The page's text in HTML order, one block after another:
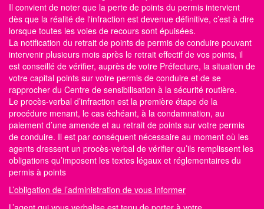
Il convient de noter que la perte de points du permis intervient
dès que la réalité de l'infraction est devenue définitive, c’est à dire
lorsque toutes les voies de recours sont épuisées.
La notification du retrait de points de permis de conduire pouvant
intervenir plusieurs mois après le retrait effectif de vos points, il
est conseillé de vérifier, auprès de votre Préfecture, la situation de
votre capital points sur votre permis de conduire et de se
rapprocher du Centre de sensibilisation à la sécurité routière.
Le procès-verbal d’infraction est la première étape de la
procédure menant, le cas échéant, à la condamnation, au
paiement d’une amende et au retrait de points sur votre permis
de conduire. Il est par conséquent nécessaire au moment où les
agents dressent un procès-verbal de vérifier qu’ils remplissent les
obligations qu’imposent les textes légaux et réglementaires du
permis à points
L’obligation de l’administration de vous informer